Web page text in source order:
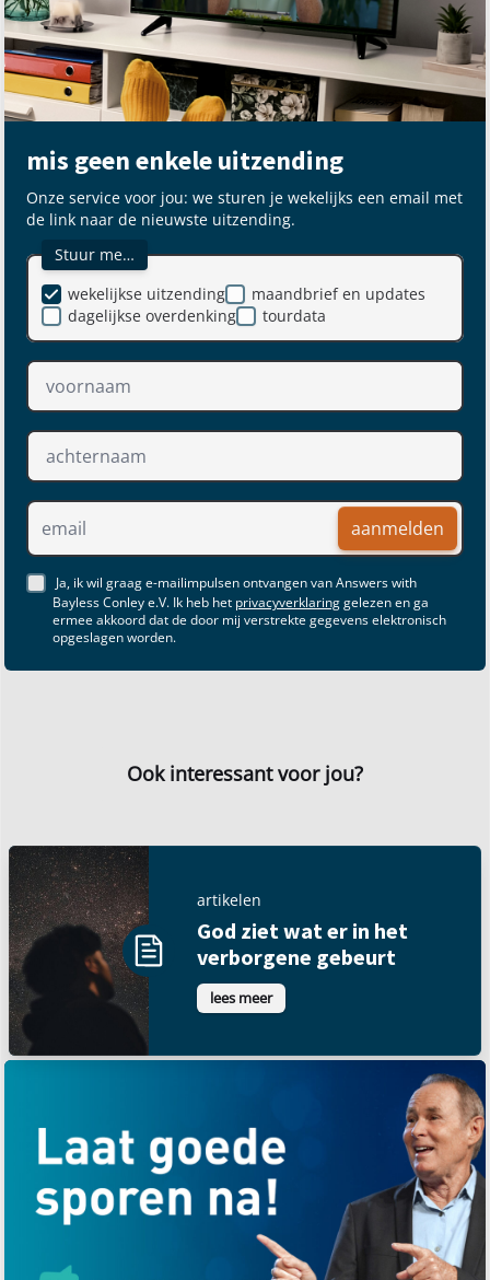
mis geen enkele uitzending
Onze service voor jou: we sturen je wekelijks een email met
de link naar de nieuwste uitzending.
Stuur me…
maandbrief en updates
dagelijkse overdenking
wekelijkse uitzending
tourdata
aanmelden
Ja, ik wil graag e-mailimpulsen ontvangen van Answers with
Bayless Conley e.V. Ik heb het privacyverklaringgelezen en ga
ermee akkoord dat de door mij verstrekte gegevens elektronisch
opgeslagen worden.
Ook interessant voor jou?
artikelen
God ziet wat er in het
verborgene gebeurt
lees meer